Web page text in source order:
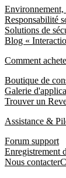
Environnement,
Responsabilité
Solutions de
Blog «
Comment
Boutique de
Galerie
Trouver un
Assistance &
Forum support
Enregistrement
Nous contacter